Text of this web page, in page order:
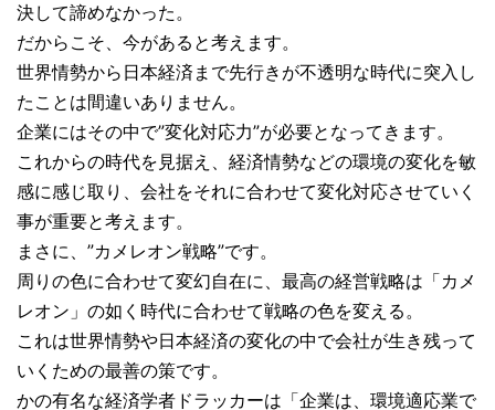
決して諦めなかった。
だからこそ、今があると考えます。
世界情勢から日本経済まで先行きが不透明な時代に突入し
たことは間違いありません。
企業にはその中で”変化対応力”が必要となってきます。
これからの時代を見据え、経済情勢などの環境の変化を敏
感に感じ取り、会社をそれに合わせて変化対応させていく
事が重要と考えます。
まさに、”カメレオン戦略”です。
周りの色に合わせて変幻自在に、最高の経営戦略は「カメ
レオン」の如く時代に合わせて戦略の色を変える。
これは世界情勢や日本経済の変化の中で会社が生き残って
いくための最善の策です。
かの有名な経済学者ドラッカーは「企業は、環境適応業で